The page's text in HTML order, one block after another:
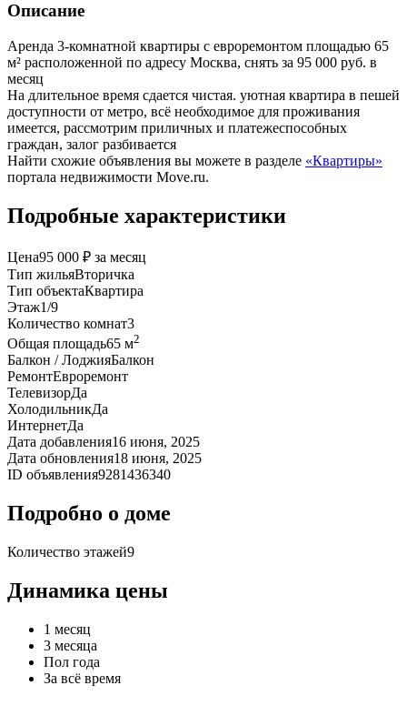
Описание
Аренда 3-комнатной квартиры с евроремонтом площадью 65
м² расположенной по адресу Москва, снять за 95 000 руб. в
месяц
На длительное время сдается чистая. уютная квартира в пешей
доступности от метро, всё необходимое для проживания
имеется, рассмотрим приличных и платежеспособных
граждан, залог разбивается
Найти схожие объявления вы можете в разделе «Квартиры»
портала недвижимости Move.ru.
Подробные характеристики
Цена95 000 ₽ за месяц
Тип жильяВторичка
Тип объектаКвартира
Этаж1/9
Количество комнат3
Общая площадь65 м2
Балкон / ЛоджияБалкон
РемонтЕвроремонт
ТелевизорДа
ХолодильникДа
ИнтернетДа
Дата добавления16 июня, 2025
Дата обновления18 июня, 2025
ID объявления9281436340
Подробно о доме
Количество этажей9
Динамика цены
1 месяц
3 месяца
Пол года
За всё время